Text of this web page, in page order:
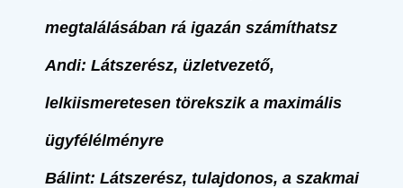
megtalálásában rá igazán számíthatsz
Andi: Látszerész, üzletvezető,
lelkiismeretesen törekszik a maximális
ügyfélélményre
Bálint: Látszerész, tulajdonos, a szakmai